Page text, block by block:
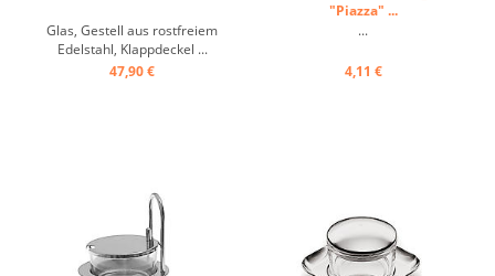
Glas, Gestell aus rostfreiem
Edelstahl, Klappdeckel ...
47,90 €
"Piazza" ...
...
4,11 €